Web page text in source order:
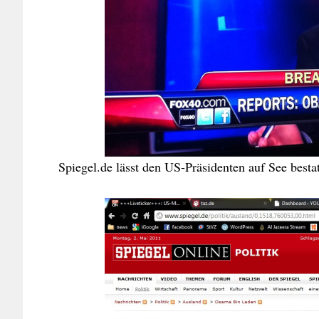
Spiegel.de lässt den US-Präsidenten auf See